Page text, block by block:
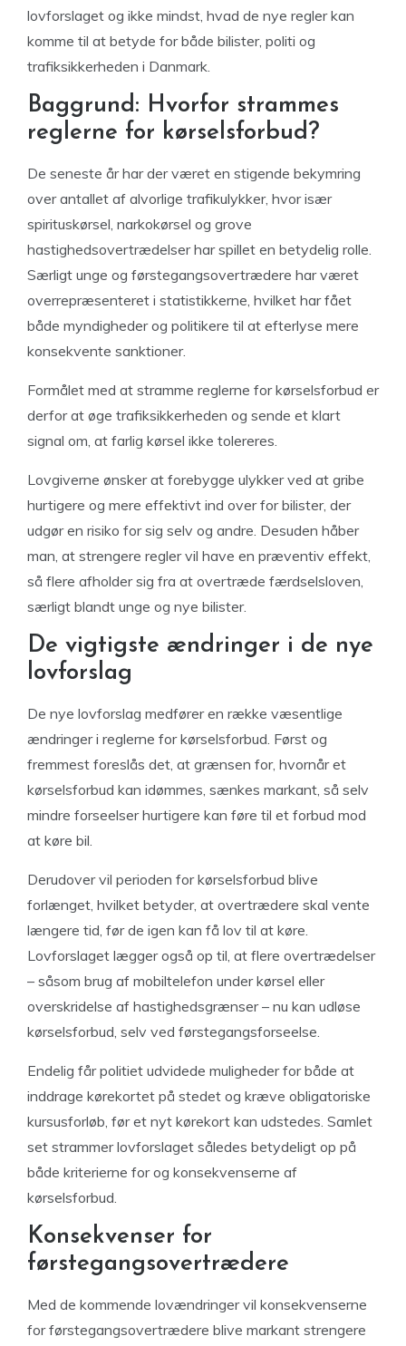
lovforslaget og ikke mindst, hvad de nye regler kan
komme til at betyde for både bilister, politi og
trafiksikkerheden i Danmark.
Baggrund: Hvorfor strammes
reglerne for kørselsforbud?
De seneste år har der været en stigende bekymring
over antallet af alvorlige trafikulykker, hvor især
spirituskørsel, narkokørsel og grove
hastighedsovertrædelser har spillet en betydelig rolle.
Særligt unge og førstegangsovertrædere har været
overrepræsenteret i statistikkerne, hvilket har fået
både myndigheder og politikere til at efterlyse mere
konsekvente sanktioner.
Formålet med at stramme reglerne for kørselsforbud er
derfor at øge trafiksikkerheden og sende et klart
signal om, at farlig kørsel ikke tolereres.
Lovgiverne ønsker at forebygge ulykker ved at gribe
hurtigere og mere effektivt ind over for bilister, der
udgør en risiko for sig selv og andre. Desuden håber
man, at strengere regler vil have en præventiv effekt,
så flere afholder sig fra at overtræde færdselsloven,
særligt blandt unge og nye bilister.
De vigtigste ændringer i de nye
lovforslag
De nye lovforslag medfører en række væsentlige
ændringer i reglerne for kørselsforbud. Først og
fremmest foreslås det, at grænsen for, hvornår et
kørselsforbud kan idømmes, sænkes markant, så selv
mindre forseelser hurtigere kan føre til et forbud mod
at køre bil.
Derudover vil perioden for kørselsforbud blive
forlænget, hvilket betyder, at overtrædere skal vente
længere tid, før de igen kan få lov til at køre.
Lovforslaget lægger også op til, at flere overtrædelser
– såsom brug af mobiltelefon under kørsel eller
overskridelse af hastighedsgrænser – nu kan udløse
kørselsforbud, selv ved førstegangsforseelse.
Endelig får politiet udvidede muligheder for både at
inddrage kørekortet på stedet og kræve obligatoriske
kursusforløb, før et nyt kørekort kan udstedes. Samlet
set strammer lovforslaget således betydeligt op på
både kriterierne for og konsekvenserne af
kørselsforbud.
Konsekvenser for
førstegangsovertrædere
Med de kommende lovændringer vil konsekvenserne
for førstegangsovertrædere blive markant strengere